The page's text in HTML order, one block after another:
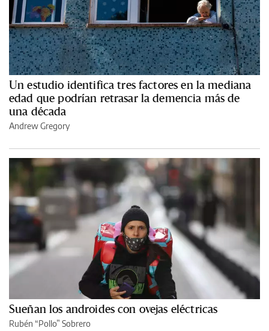
Un estudio identifica tres factores en la mediana
edad que podrían retrasar la demencia más de
una década
Andrew Gregory
Sueñan los androides con ovejas eléctricas
Rubén “Pollo” Sobrero